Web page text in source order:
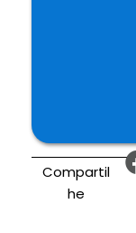
Compartil
he